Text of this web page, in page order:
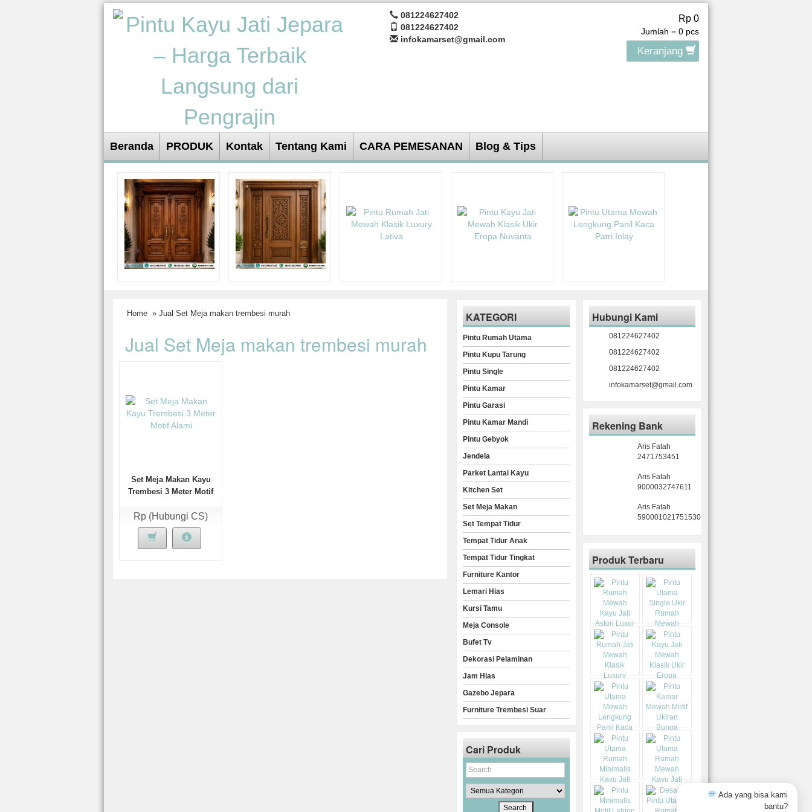
081224627402
081224627402
infokamarset@gmail.com
Rp 0
Jumlah = 0pcs
Keranjang
Beranda PRODUK Kontak Tentang Kami CARA PEMESANAN Blog & Tips
Home » Jual Set Meja makan trembesi murah
Jual Set Meja makan trembesi murah
Set Meja Makan Kayu
Trembesi 3 Meter Motif
Rp (Hubungi CS)
KATEGORI
Pintu Rumah Utama
Pintu Kupu Tarung
Pintu Single
Pintu Kamar
Pintu Garasi
Pintu Kamar Mandi
Pintu Gebyok
Jendela
Parket Lantai Kayu
Kitchen Set
Set Meja Makan
Set Tempat Tidur
Tempat Tidur Anak
Tempat Tidur Tingkat
Furniture Kantor
Lemari Hias
Kursi Tamu
Meja Console
Bufet Tv
Dekorasi Pelaminan
Jam Hias
Gazebo Jepara
Furniture Trembesi Suar
Cari Produk
Hubungi Kami
081224627402
081224627402
081224627402
infokamarset@gmail.com
Rekening Bank
Aris Fatah
2471753451
Aris Fatah
9000032747611
Aris Fatah
590001021751530
Produk Terbaru
Ada yang bisa kami
bantu?